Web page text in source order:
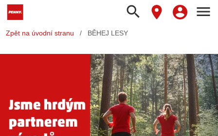
search menu
Zpět na úvodní stranu / BĚHEJ LESY